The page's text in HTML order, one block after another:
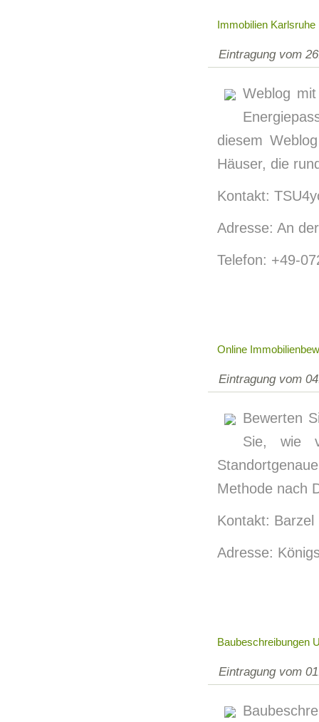
Immobilien Karlsruhe
Eintragung vom
Weblog
diesem
Häuser, die
Kontakt:
Adresse: An
Telefon: +49-
Online
Eintragung vom
Bewerten
Sie, wie
Methode nach
Kontakt:
Adresse:
Baubeschreibungen
Eintragung vom